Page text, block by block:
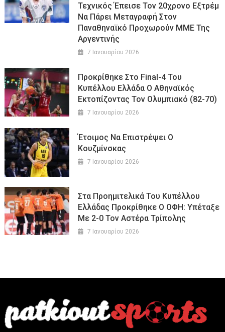
Τεχνικός Έπεισε Τον 20χρονο Εξτρέμ
Να Πάρει Μεταγραφή Στον
Παναθηναϊκό Προχωρούν ΜΜΕ Της
Αργεντινής
7 Ιανουαρίου 2026
Προκρίθηκε Στο Final-4 Του
Κυπέλλου Ελλάδα Ο Αθηναϊκός
Εκτοπίζοντας Τον Ολυμπιακό (82-70)
7 Ιανουαρίου 2026
Έτοιμος Να Επιστρέψει Ο
Κουζμίνσκας
7 Ιανουαρίου 2026
Στα Προημιτελικά Του Κυπέλλου
Ελλάδας Προκρίθηκε Ο ΟΦΗ: Υπέταξε
Με 2-0 Τον Αστέρα Τρίπολης
7 Ιανουαρίου 2026